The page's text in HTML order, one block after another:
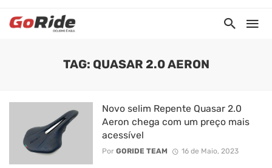
TAG: QUASAR 2.0 AERON
Novo selim Repente Quasar 2.0
Aeron chega com um preço mais
acessível
Por GORIDE TEAM 16 de Maio, 2023